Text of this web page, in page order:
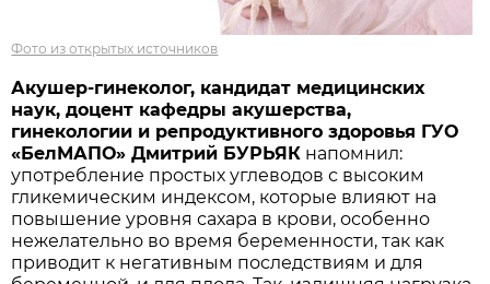
Фото из открытых источников
Акушер-гинеколог, кандидат медицинских
наук, доцент кафедры акушерства,
гинекологии и репродуктивного здоровья ГУО
«БелМАПО» Дмитрий БУРЬЯК напомнил:
употребление простых углеводов с высоким
гликемическим индексом, которые влияют на
повышение уровня сахара в крови, особенно
нежелательно во время беременности, так как
приводит к негативным последствиям и для